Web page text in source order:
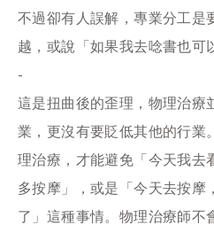
不過卻有人誤解，專業分工是
越，或說「如果我去唸書也可
-
這是扭曲後的歪理，物理治療
業，更沒有要貶低其他的行業
理治療，才能避免「今天我去
多按摩」，或是「今天去按摩
了」這種事情。物理治療師不